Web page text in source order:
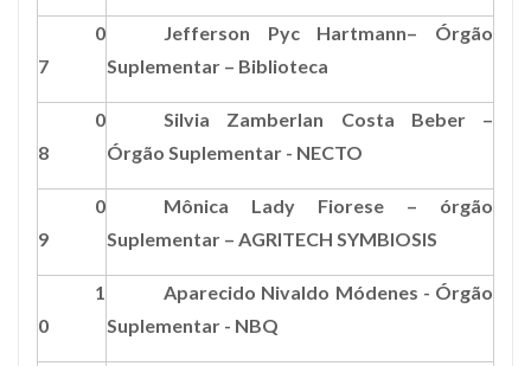
0
7
Jefferson Pyc Hartmann– Órgão
Suplementar – Biblioteca
0
8
Silvia Zamberlan Costa Beber –
Órgão Suplementar - NECTO
0
9
Mônica Lady Fiorese – órgão
Suplementar – AGRITECH SYMBIOSIS
1
0
Aparecido Nivaldo Módenes - Órgão
Suplementar - NBQ